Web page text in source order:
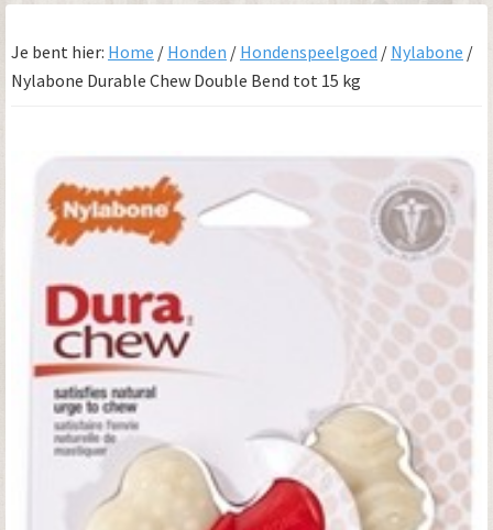
Je bent hier: Home / Honden / Hondenspeelgoed / Nylabone /
Nylabone Durable Chew Double Bend tot 15 kg